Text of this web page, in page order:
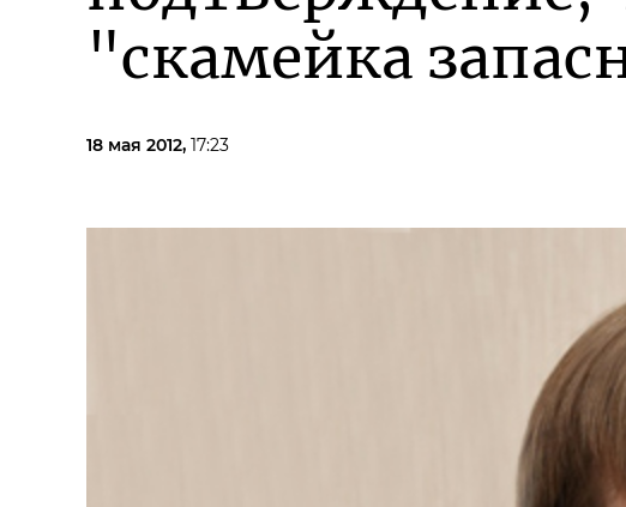
"скамейка
18 мая 2012, 17:23